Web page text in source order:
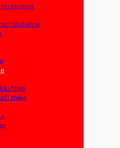
i oprema
i slušalice
i filteri
zraka